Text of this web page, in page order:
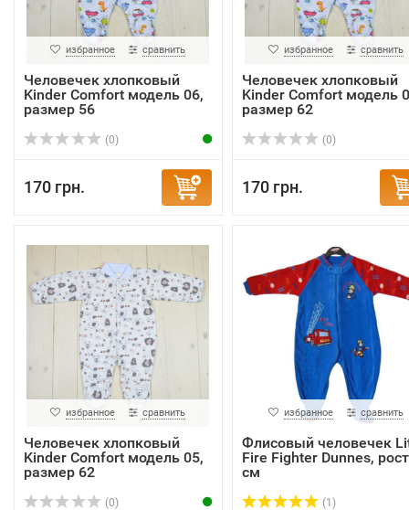
избранное сравнить
Человечек хлопковый
Kinder Comfort модель 06,
размер 56
(0)
170 грн.
избранное сравнить
Человечек хлопковый
Kinder Comfort модель
размер 62
(0)
170 грн.
избранное сравнить
Человечек хлопковый
Kinder Comfort модель 05,
размер 62
(0)
избранное сравнить
Флисовый человечек
Fire Fighter Dunnes,
см
(1)